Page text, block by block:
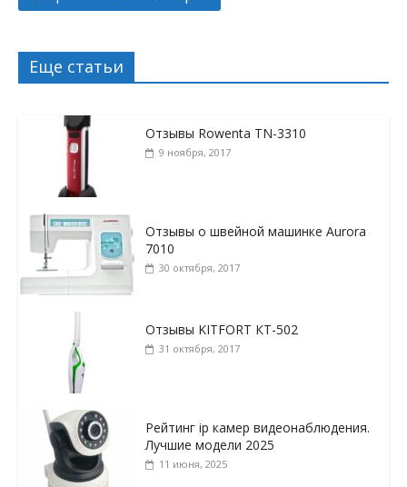
Еще статьи
Отзывы Rowenta TN-3310
9 ноября, 2017
Отзывы о швейной машинке Aurora
7010
30 октября, 2017
Отзывы KITFORT КТ-502
31 октября, 2017
Рейтинг ip камер видеонаблюдения.
Лучшие модели 2025
11 июня, 2025